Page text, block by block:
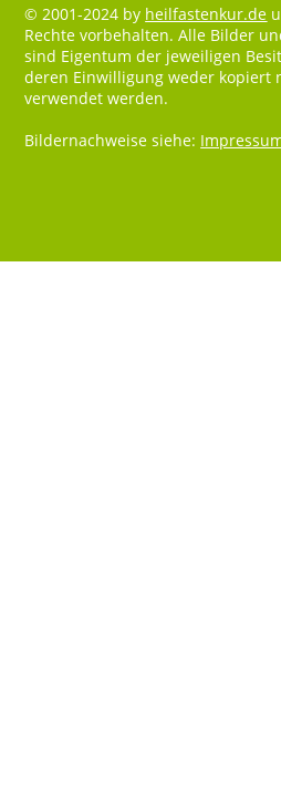
© 2001-2024 by heilfastenkur.de
Rechte vorbehalten. Alle Bilder
sind Eigentum der jeweiligen
deren Einwilligung weder kopiert
verwendet werden.
Bildernachweise siehe: